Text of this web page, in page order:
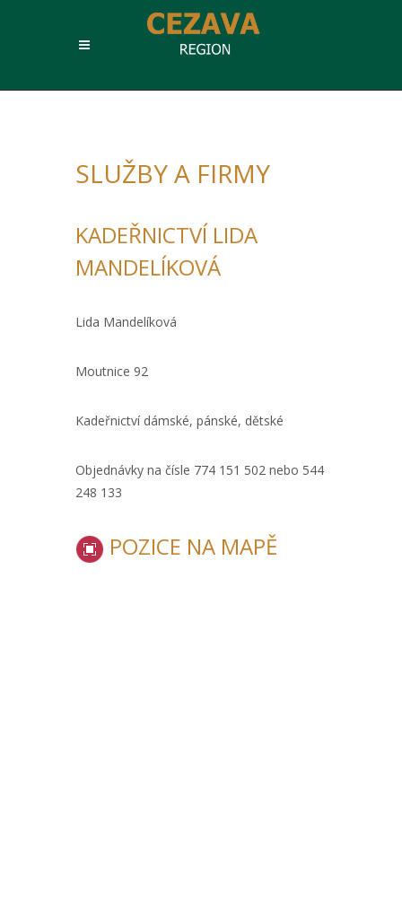
SLUŽBY A FIRMY
KADEŘNICTVÍ LIDA
MANDELÍKOVÁ
Lida Mandelíková
Moutnice 92
Kadeřnictví dámské, pánské, dětské
Objednávky na čísle 774 151 502 nebo 544
248 133
POZICE NA MAPĚ